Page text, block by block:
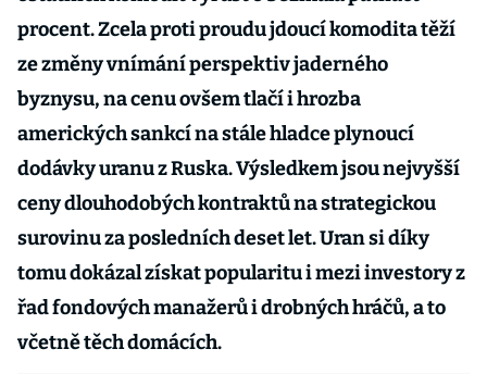
procent. Zcela proti proudu jdoucí komodita těží
ze změny vnímání perspektiv jaderného
byznysu, na cenu ovšem tlačí i hrozba
amerických sankcí na stále hladce plynoucí
dodávky uranu z Ruska. Výsledkem jsou nejvyšší
ceny dlouhodobých kontraktů na strategickou
surovinu za posledních deset let. Uran si díky
tomu dokázal získat popularitu i mezi investory z
řad fondových manažerů i drobných hráčů, a to
včetně těch domácích.